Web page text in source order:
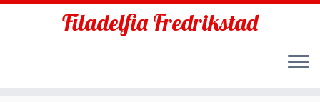
Filadelfia Fredrikstad